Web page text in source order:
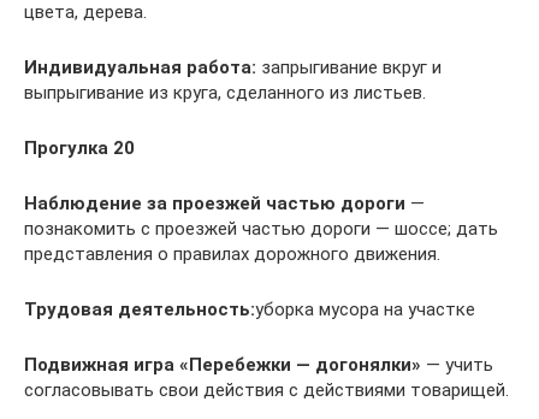
цвета, дерева.
Индивидуальная работа: запрыгивание вкруг и
выпрыгивание из круга, сделанного из листьев.
Прогулка 20
Наблюдение за проезжей частью дороги —
познакомить с проезжей частью дороги — шоссе; дать
представления о правилах дорожного движения.
Трудовая деятельность:уборка мусора на участке
Подвижная игра «Перебежки — догонялки» — учить
согласовывать свои действия с действиями товари­щей.